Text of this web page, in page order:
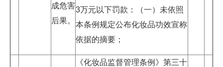
成危害
后果。
3万元以下罚款：（一）未依照
本条例规定公布化妆品功效宣称
依据的摘要；
《化妆品监督管理条例》第三十